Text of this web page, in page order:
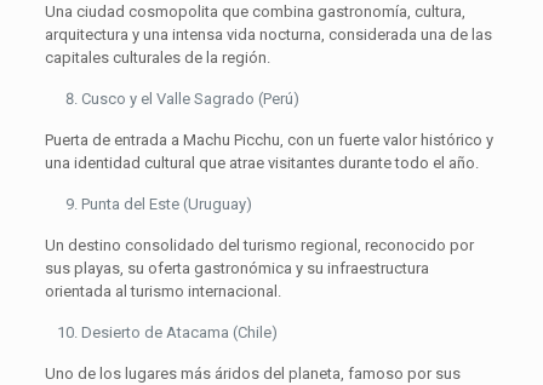
Una ciudad cosmopolita que combina gastronomía, cultura,
arquitectura y una intensa vida nocturna, considerada una de las
capitales culturales de la región.
Cusco y el Valle Sagrado (Perú)
Puerta de entrada a Machu Picchu, con un fuerte valor histórico y
una identidad cultural que atrae visitantes durante todo el año.
Punta del Este (Uruguay)
Un destino consolidado del turismo regional, reconocido por
sus playas, su oferta gastronómica y su infraestructura
orientada al turismo internacional.
Desierto de Atacama (Chile)
Uno de los lugares más áridos del planeta, famoso por sus